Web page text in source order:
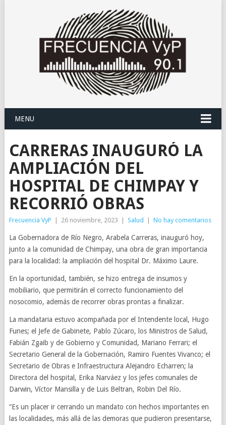
MENU
CARRERAS INAUGURÓ LA
AMPLIACIÓN DEL
HOSPITAL DE CHIMPAY Y
RECORRIÓ OBRAS
Frecuencia VyP 26 noviembre, 2023 Salud No hay comentarios
La Gobernadora de Río Negro, Arabela Carreras, inauguró hoy,
junto a la comunidad de Chimpay, una obra de gran importancia
para la localidad: la ampliación del hospital Dr. Máximo Laure.
En la oportunidad, también, se hizo entrega de insumos y
mobiliario, que permitirán el correcto funcionamiento del
nosocomio, además de recorrer obras prontas a finalizar.
La mandataria estuvo acompañada por el Intendente local, Hugo
Funes; el Jefe de Gabinete, Pablo Zúcaro, los Ministros de Salud,
Fabián Zgaib y de Gobierno y Comunidad, Mariano Ferrari; el
Secretario General de la Gobernación, Ramiro Fuentes Vivanco; el
Secretario de Obras e Infraestructura Alejandro Echarren; la
Directora del hospital, Erika Narváez y los jefes comunales de
Darwin, Víctor Mansilla y de Luis Beltran, Robin Del Río.
“Es un placer ir cerrando un mandato con hechos importantes en
las localidades, más allá de las demoras que pudieron presentarse,